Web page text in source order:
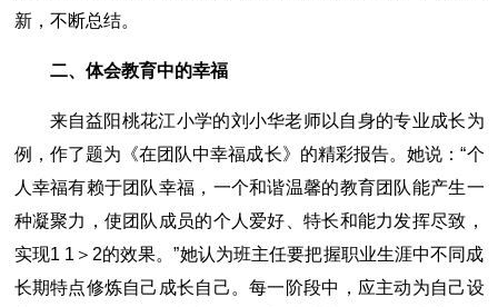
新，不断总结。
二、体会教育中的幸福
来自益阳桃花江小学的刘小华老师以自身的专业成长为
例，作了题为《在团队中幸福成长》的精彩报告。她说：“个
人幸福有赖于团队幸福，一个和谐温馨的教育团队能产生一
种凝聚力，使团队成员的个人爱好、特长和能力发挥尽致，
实现1 1＞2的效果。”她认为班主任要把握职业生涯中不同成
长期特点修炼自己成长自己。每一阶段中，应主动为自己设